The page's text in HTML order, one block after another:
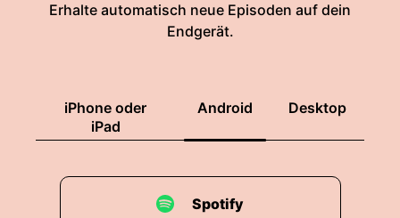
Erhalte automatisch neue Episoden auf dein
Endgerät.
iPhone oder
iPad
Android Desktop
Spotify